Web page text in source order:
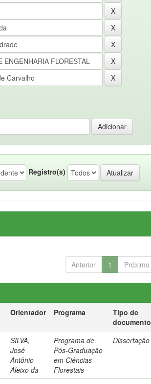
Registro(s)
Anterior 1 Próximo
Orientador Programa
Tipo de
documento
SILVA,
José
Antônio
Aleixo da
Programa de
Pós-Graduação
em Ciências
Florestais
Dissertação